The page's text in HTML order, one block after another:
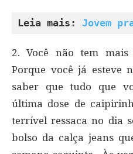
Leia mais: Jovem
2. Você não tem mais
Porque você já esteve
saber que tudo que
última dose de
terrível ressaca no dia
bolso da calça jeans